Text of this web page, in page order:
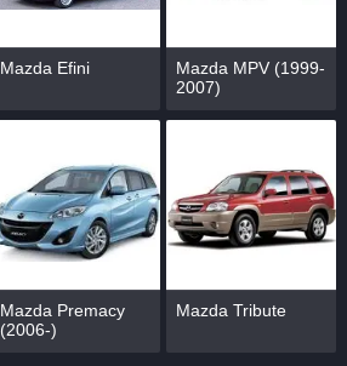
Mazda Efini
Mazda MPV (1999-
2007)
Mazda Premacy
(2006-)
Mazda Tribute